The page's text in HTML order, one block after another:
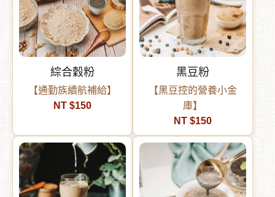
綜合穀粉
【通勤族續航補給】
NT $150
黑豆粉
【黑豆控的營養小金
庫】
NT $150